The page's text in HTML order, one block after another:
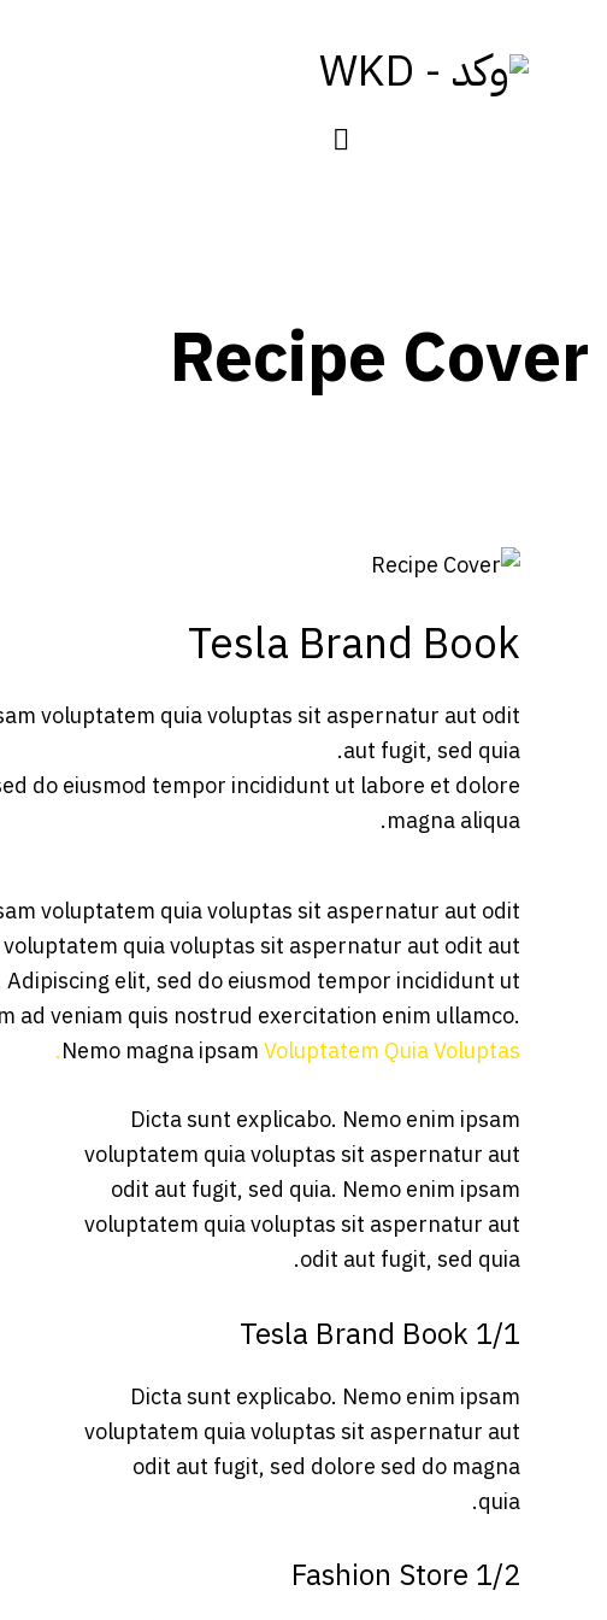
Recipe Cover
Tesla Brand Book
voluptatem quia voluptas sit aspernatur aut odit
aut fugit, sed quia.
do eiusmod tempor incididunt ut labore et dolore
magna aliqua.
voluptatem quia voluptas sit aspernatur aut odit
quia voluptas sit aspernatur aut odit aut
elit, sed do eiusmod tempor incididunt ut
ad veniam quis nostrud exercitation enim ullamco.
Nemo magna ipsamVoluptatem Quia Voluptas.
Dicta sunt explicabo. Nemo enim ipsam
voluptatem quia voluptas sit aspernatur aut
odit aut fugit, sed quia. Nemo enim ipsam
voluptatem quia voluptas sit aspernatur aut
odit aut fugit, sed quia.
1/1 Tesla Brand Book
Dicta sunt explicabo. Nemo enim ipsam
voluptatem quia voluptas sit aspernatur aut
odit aut fugit, sed dolore sed do magna
quia.
1/2 Fashion Store